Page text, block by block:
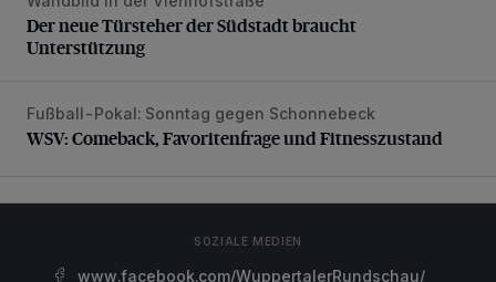
Der neue Türsteher der Südstadt braucht
Unterstützung
WSV: Comeback, Favoritenfrage und Fitnesszustand
Fußball-Pokal: Sonntag gegen Schonnebeck
WSV: Comeback, Favoritenfrage und Fitnesszustand
SOZIALE MEDIEN
www.facebook.com/WuppertalerRundschau/